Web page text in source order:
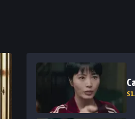
S1